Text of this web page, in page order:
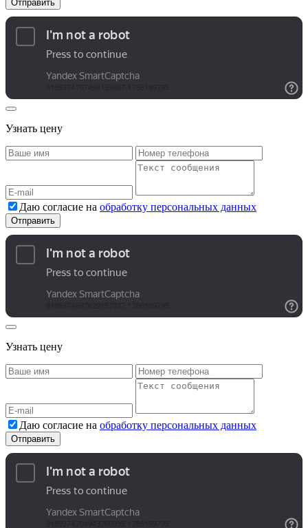
Узнать цену
Даю согласие на обработку персональных данных
Узнать цену
Даю согласие на обработку персональных данных